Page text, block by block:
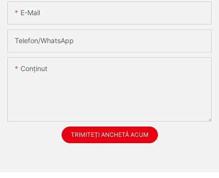
E-Mail
Telefon/WhatsApp
Conţinut
TRIMITEȚI ANCHETĂ ACUM